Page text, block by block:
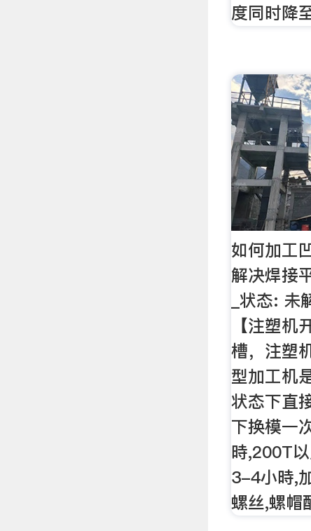
度同时降
如何加工
解决焊接
_状态: 未
【注塑
槽，注塑
型加工机
状态下直
下换模一
時,200T
3-4小時,
螺丝,螺帽